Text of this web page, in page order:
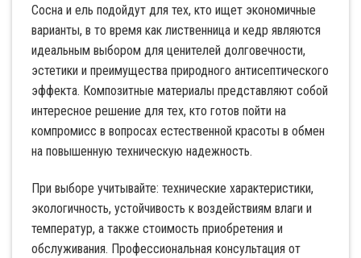
Сосна и ель подойдут для тех, кто ищет экономичные
варианты, в то время как лиственница и кедр являются
идеальным выбором для ценителей долговечности,
эстетики и преимущества природного антисептического
эффекта. Композитные материалы представляют собой
интересное решение для тех, кто готов пойти на
компромисс в вопросах естественной красоты в обмен
на повышенную техническую надежность.
При выборе учитывайте: технические характеристики,
экологичность, устойчивость к воздействиям влаги и
температур, а также стоимость приобретения и
обслуживания. Профессиональная консультация от